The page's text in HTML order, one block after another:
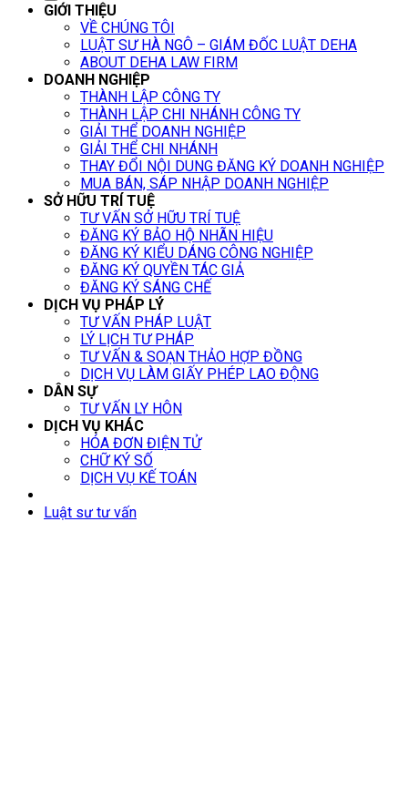
GIỚI THIỆU
VỀ CHÚNG TÔI
LUẬT SƯ HÀ NGÔ – GIÁM ĐỐC LUẬT DEHA
ABOUT DEHA LAW FIRM
DOANH NGHIỆP
THÀNH LẬP CÔNG TY
THÀNH LẬP CHI NHÁNH CÔNG TY
GIẢI THỂ DOANH NGHIỆP
GIẢI THỂ CHI NHÁNH
THAY ĐỔI NỘI DUNG ĐĂNG KÝ DOANH NGHIỆP
MUA BÁN, SÁP NHẬP DOANH NGHIỆP
SỞ HỮU TRÍ TUỆ
TƯ VẤN SỞ HỮU TRÍ TUỆ
ĐĂNG KÝ BẢO HỘ NHÃN HIỆU
ĐĂNG KÝ KIỂU DÁNG CÔNG NGHIỆP
ĐĂNG KÝ QUYỀN TÁC GIẢ
ĐĂNG KÝ SÁNG CHẾ
DỊCH VỤ PHÁP LÝ
TƯ VẤN PHÁP LUẬT
LÝ LỊCH TƯ PHÁP
TƯ VẤN & SOẠN THẢO HỢP ĐỒNG
DỊCH VỤ LÀM GIẤY PHÉP LAO ĐỘNG
DÂN SỰ
TƯ VẤN LY HÔN
DỊCH VỤ KHÁC
HÓA ĐƠN ĐIỆN TỬ
CHỮ KÝ SỐ
DỊCH VỤ KẾ TOÁN
Luật sư tư vấn